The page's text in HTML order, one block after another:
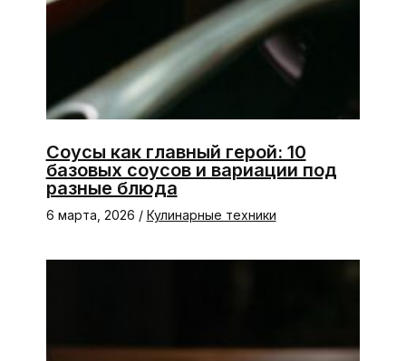
Соусы как главный герой: 10
базовых соусов и вариации под
разные блюда
6 марта, 2026 / Кулинарные техники